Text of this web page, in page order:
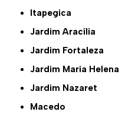
Itapegica
Jardim Aracília
Jardim Fortaleza
Jardim Maria Helena
Jardim Nazaret
Macedo